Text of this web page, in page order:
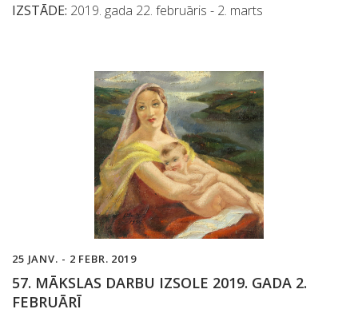
IZSTĀDE: 2019. gada 22. februāris - 2. marts
25 JANV. - 2 FEBR. 2019
57. MĀKSLAS DARBU IZSOLE 2019. GADA 2.
FEBRUĀRĪ